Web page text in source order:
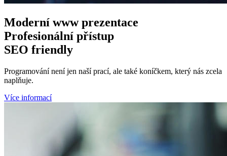
Moderní wwwprezentace
Profesionálnípřístup
SEOfriendly
Programování není jen naší prací, ale také koníčkem, který nás zcela
naplňuje.
Více informací